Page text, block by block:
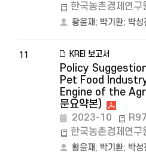
한국농촌경제연구
황윤재; 박기환; 박성
11 KREI 보고서
Policy
Pet Food
Engine of the
문요약본)
2023-10
한국농촌경제연구
황윤재; 박기환; 박성